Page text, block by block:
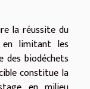
la réussite du
limitant les
des biodéchets
constitue la